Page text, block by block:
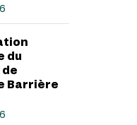
du
Barrière